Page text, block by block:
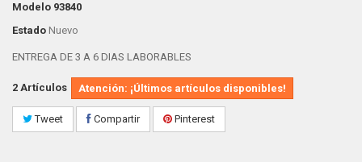
Modelo 93840
Estado Nuevo
ENTREGA DE 3 A 6 DIAS LABORABLES
2 Artículos Atención: ¡Últimos artículos disponibles!
Tweet Compartir Pinterest